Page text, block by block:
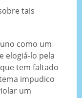
tais
como um
elogiá-lo pela
tem faltado
impudico
um